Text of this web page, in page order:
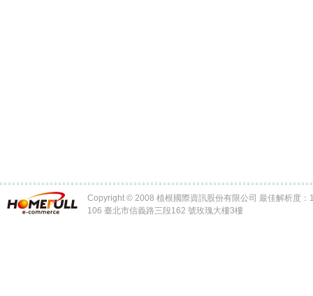
Copyright © 2008 植根國際資訊股份有限公司 最佳解析度：
106 臺北市信義路三段162 號玫瑰大樓3樓